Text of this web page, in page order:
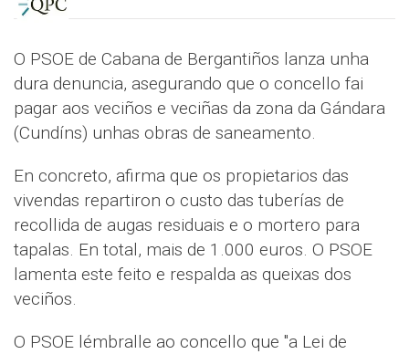
O PSOE de Cabana de Bergantiños lanza unha
dura denuncia, asegurando que o concello fai
pagar aos veciños e veciñas da zona da Gándara
(Cundíns) unhas obras de saneamento.
En concreto, afirma que os propietarios das
vivendas repartiron o custo das tuberías de
recollida de augas residuais e o mortero para
tapalas. En total, mais de 1.000 euros. O PSOE
lamenta este feito e respalda as queixas dos
veciños.
O PSOE lémbralle ao concello que "a Lei de